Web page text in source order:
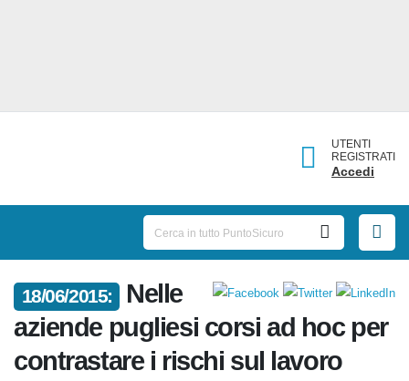
UTENTI
REGISTRATI
Accedi
18/06/2015:
Nelle
aziende pugliesi corsi ad hoc
per contrastare i rischi sul